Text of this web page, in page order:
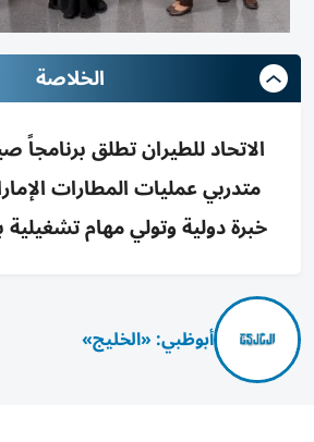
الخلاصة
الاتحاد للطيران تطلق برنامجاً
متدربي عمليات المطارات
خبرة دولية وتولي مهام
أبوظبي: «الخليج»